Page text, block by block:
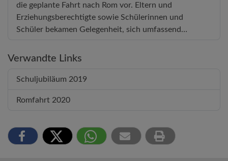
die geplante Fahrt nach Rom vor. Eltern und
Erziehungsberechtigte sowie Schülerinnen und
Schüler bekamen Gelegenheit, sich umfassend…
Verwandte Links
Schuljubiläum 2019
Romfahrt 2020